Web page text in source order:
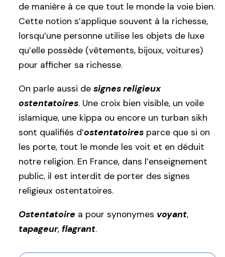
de manière à ce que tout le monde la voie bien.
Cette notion s’applique souvent à la richesse,
lorsqu’une personne utilise les objets de luxe
qu’elle possède (vêtements, bijoux, voitures)
pour afficher sa richesse.
On parle aussi de signes religieux
ostentatoires. Une croix bien visible, un voile
islamique, une kippa ou encore un turban sikh
sont qualifiés d’ostentatoires parce que si on
les porte, tout le monde les voit et en déduit
notre religion. En France, dans l’enseignement
public, il est interdit de porter des signes
religieux ostentatoires.
Ostentatoire a pour synonymes voyant,
tapageur, flagrant.